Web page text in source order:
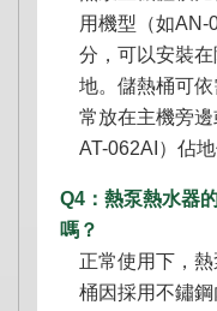
用機型（如AN-
分，可以安裝
地。儲熱桶可
常放在主機旁
AT-062AI）佔
Q4：熱泵熱水器
嗎？
正常使用下，
桶因採用不鏽